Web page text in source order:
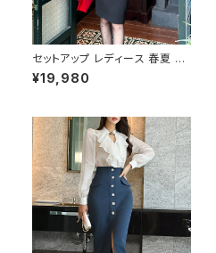
セットアップ レディース 春夏 秋
冬 春 夏 秋 冬 黒 ジャケット タ
イトスカート スーツ 上下セット
スカート 長袖ジャケット ミディ
アム ミモレ丈スカート ひざ丈 学
校行事 スカート ボトムス セット
アップ オフィス スカート ミディ
アムスカート ペンシルスカート
OL オフィスカジュアル 結婚式
パーティー 卒業式 入学式 卒園
式 入園式 お呼ばれ ブラック 10
代 20代 30代 40代 C-WAW1
076
¥19,980